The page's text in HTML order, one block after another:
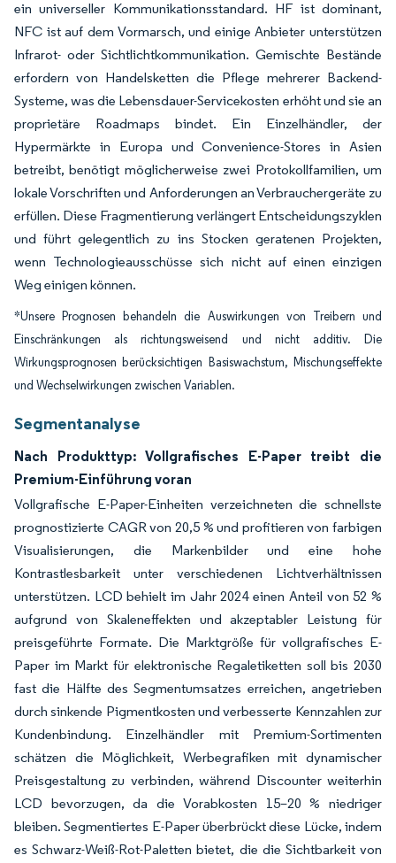
ein universeller Kommunikationsstandard. HF ist dominant,
NFC ist auf dem Vormarsch, und einige Anbieter unterstützen
Infrarot- oder Sichtlichtkommunikation. Gemischte Bestände
erfordern von Handelsketten die Pflege mehrerer Backend-
Systeme, was die Lebensdauer-Servicekosten erhöht und sie an
proprietäre Roadmaps bindet. Ein Einzelhändler, der
Hypermärkte in Europa und Convenience-Stores in Asien
betreibt, benötigt möglicherweise zwei Protokollfamilien, um
lokale Vorschriften und Anforderungen an Verbrauchergeräte zu
erfüllen. Diese Fragmentierung verlängert Entscheidungszyklen
und führt gelegentlich zu ins Stocken geratenen Projekten,
wenn Technologieausschüsse sich nicht auf einen einzigen
Weg einigen können.
*Unsere Prognosen behandeln die Auswirkungen von Treibern und
Einschränkungen als richtungsweisend und nicht additiv. Die
Wirkungsprognosen berücksichtigen Basiswachstum, Mischungseffekte
und Wechselwirkungen zwischen Variablen.
Segmentanalyse
Nach Produkttyp: Vollgrafisches E-Paper treibt die
Premium-Einführung voran
Vollgrafische E-Paper-Einheiten verzeichneten die schnellste
prognostizierte CAGR von 20,5 % und profitieren von farbigen
Visualisierungen, die Markenbilder und eine hohe
Kontrastlesbarkeit unter verschiedenen Lichtverhältnissen
unterstützen. LCD behielt im Jahr 2024 einen Anteil von 52 %
aufgrund von Skaleneffekten und akzeptabler Leistung für
preisgeführte Formate. Die Marktgröße für vollgrafisches E-
Paper im Markt für elektronische Regaletiketten soll bis 2030
fast die Hälfte des Segmentumsatzes erreichen, angetrieben
durch sinkende Pigmentkosten und verbesserte Kennzahlen zur
Kundenbindung. Einzelhändler mit Premium-Sortimenten
schätzen die Möglichkeit, Werbegrafiken mit dynamischer
Preisgestaltung zu verbinden, während Discounter weiterhin
LCD bevorzugen, da die Vorabkosten 15–20 % niedriger
bleiben. Segmentiertes E-Paper überbrückt diese Lücke, indem
es Schwarz-Weiß-Rot-Paletten bietet, die die Sichtbarkeit von